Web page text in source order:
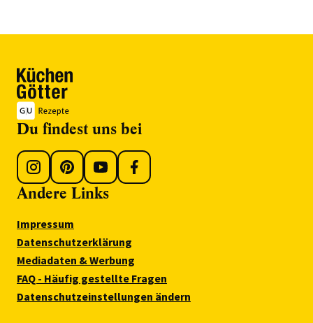
Du findest uns bei
Andere Links
Impressum
Datenschutzerklärung
Mediadaten & Werbung
FAQ - Häufig gestellte Fragen
Datenschutzeinstellungen ändern